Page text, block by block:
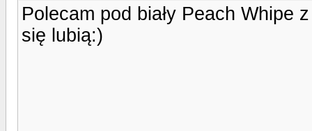
Polecam pod biały Peach Whipe
się lubią:)